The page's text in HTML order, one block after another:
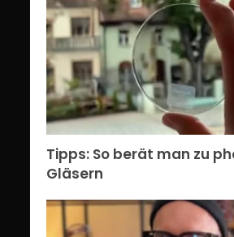
Tipps: So berät man zu
Gläsern